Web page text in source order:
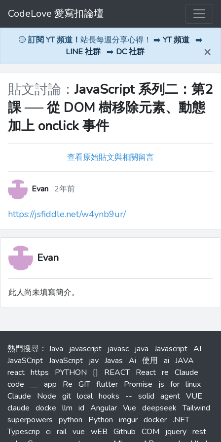
CodeLove 愛寫扣論壇
🔴 訂閱 YT 頻道！ 站長每週分享心得！ ➡️ YT 頻道 ➡️
LINE 社群 ➡️ DC 社群 ×
貼文討論：JavaScript 系列二：第2
課 ── 從 DOM 樹移除元素、動態
加上 onclick 事件
查看原始貼文與相關留言
Evan 2年前
https://jsfiddle.net/w4ynb9ur/
Evan
此人尚未填寫簡介。
熱門搜尋 ： Java javascript javasc java Javascript AI
JavaSCript JavaScript jav Javas Ai 使用 ai JAVA
react https PYTHON [] REACT React re Claude
code __ app Re GIT flutter Promise js for linux
Claude
Node git local hooks -- solid agent VUE
claude docke llm id Angular Vue deepseek Tailwind
superpowers python Python imgur docker .NET
Typescrip ci rail vue wEB Github COM jquery rest